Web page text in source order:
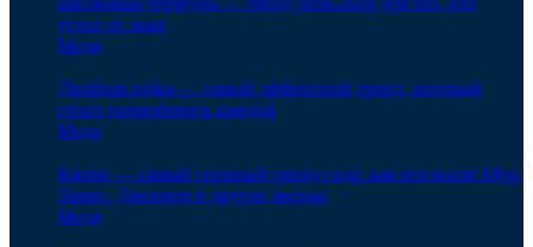
устал от льна
Мода
Двойная юбка — самый эффектный тренд, который
стоит попробовать каждой
Мода
Капри — самый спорный тренд года: как его носят Мур,
Лопес, Дженнер и другие звезды
Мода